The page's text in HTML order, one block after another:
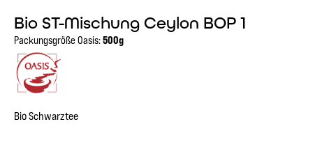
Bio ST-Mischung Ceylon BOP 1
Packungsgröße Oasis:500g
Bio Schwarztee